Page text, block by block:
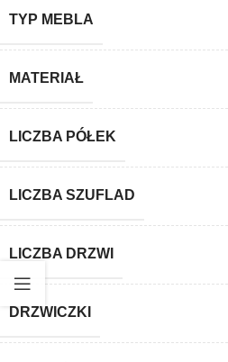
TYP MEBLA
MATERIAŁ
LICZBA PÓŁEK
LICZBA SZUFLAD
LICZBA DRZWI
DRZWICZKI